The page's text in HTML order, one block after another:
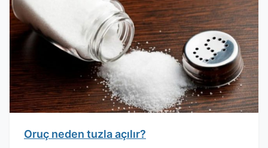
Oruç neden tuzla açılır?